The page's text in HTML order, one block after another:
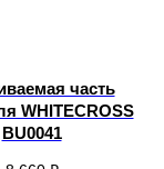
часть
WHITECROSS
BU0041